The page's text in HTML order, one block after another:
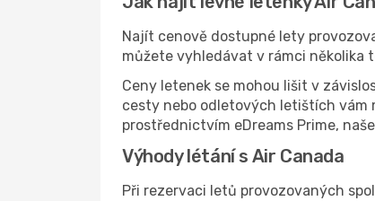
Najít cenově dostupné lety
můžete vyhledávat v rámci několika
Ceny letenek se mohou lišit v
cesty nebo odletových letištích vám
prostřednictvím eDreams Prime,
Výhody létání s Air Canada
Při rezervaci letů provozovaných